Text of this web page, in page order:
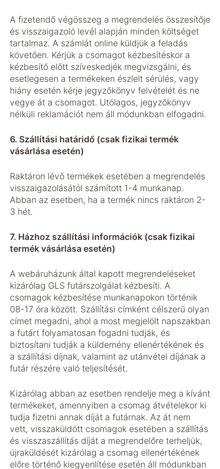
A fizetendő végösszeg a megrendelés összesítője
és visszaigazoló levél alapján minden költséget
tartalmaz. A számlát online küldjük a feladás
követően. Kérjük a csomagot kézbesítéskor a
kézbesítő előtt szíveskedjék megvizsgálni, és
esetlegesen a termékeken észlelt sérülés, vagy
hiány esetén kérje jegyzőkönyv felvételét és ne
vegye át a csomagot. Utólagos, jegyzőkönyv
nélküli reklamációt nem áll módunkban elfogadni.
6. Szállítási határidő (csak fizikai termék
vásárlása esetén)
Raktáron lévő termékek esetében a megrendelés
visszaigazolásától számított 1-4 munkanap.
Abban az esetben, ha a termék nincs raktáron 2-
3 hét.
7. Házhoz szállítási információk (csak fizikai
termék vásárlása esetén)
A webáruházunk által kapott megrendeléseket
kizárólag GLS futárszolgálat kézbesíti. A
csomagok kézbesítése munkanapokon történik
08-17 óra között. Szállítási címként célszerű olyan
címet megadni, ahol a most megjelölt napszakban
a futárt folyamatosan fogadni tudják, és
biztosítani tudják a küldemény ellenértékének és
a szállítási díjnak, valamint az utánvétel díjának a
futár részére való teljesítését.
Kizárólag abban az esetben rendelje meg a kívánt
termékeket, amennyiben a csomag átvételekor ki
tudja fizetni annak díját a futárnak. Az át nem
vett, visszaküldött csomagok esetében a szállítás
és visszaszállítás díját a megrendelőre terheljük,
újraküldését kizárólag a csomag ellenértékének
előre történő kiegyenlítése esetén áll módunkban